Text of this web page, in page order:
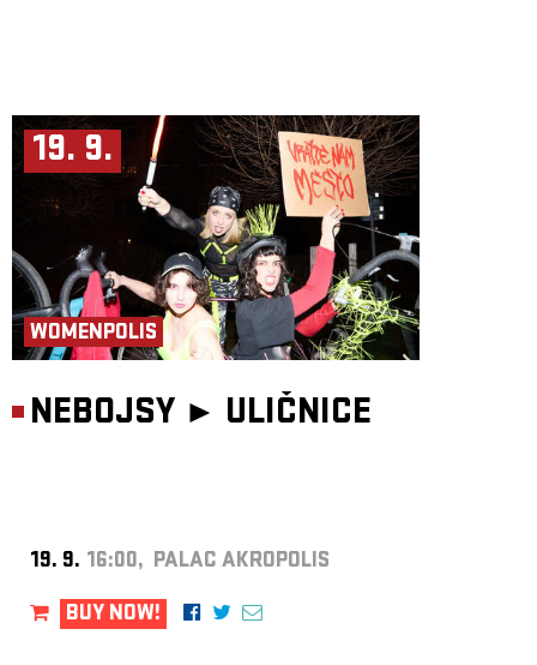
19. 9.
WOMENPOLIS
NEBOJSY ► ULIČNICE
19. 9. 16:00, PALAC AKROPOLIS
BUY NOW!